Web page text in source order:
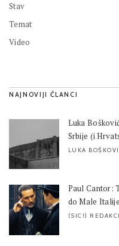
Stav
Temat
Video
NAJNOVIJI ČLANCI
Luka
Srbije (i
LUKA
Paul Cantor:
do Male Italije
(SIC!)